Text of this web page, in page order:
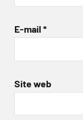
E-mail *
Site web